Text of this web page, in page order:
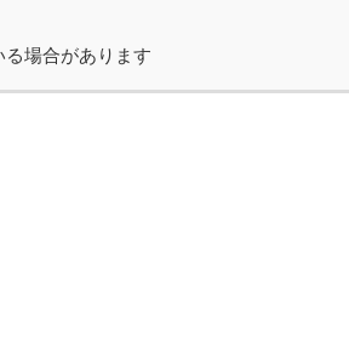
場合があります